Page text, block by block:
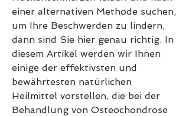
einer alternativen Methode suchen,
um Ihre Beschwerden zu lindern,
dann sind Sie hier genau richtig. In
diesem Artikel werden wir Ihnen
einige der effektivsten und
bewährtesten natürlichen
Heilmittel vorstellen, die bei der
Behandlung von Osteochondrose